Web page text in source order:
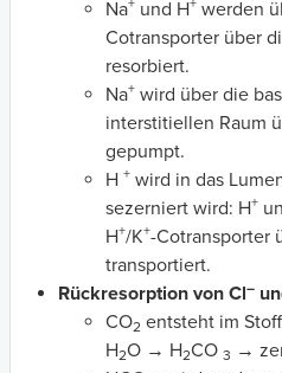
Na+ und H+ werden
Cotransporter über
resorbiert.
Na+ wird über die
interstitiellen Raum
gepumpt.
H + wird in das
sezerniert wird: H+
H+/K+-Cotransporter
transportiert.
Rückresorption von Cl–
CO2 entsteht im
H2O → H2CO 3 →